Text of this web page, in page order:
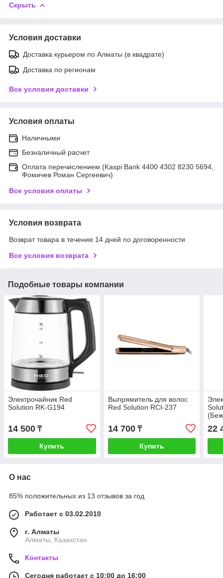
Скрыть
Условия доставки
Доставка курьером по Алматы (в квадрате)
Доставка по регионам
Все условия доставки
Условия оплаты
Наличными
Безналичный расчет
Оплата перечислением (Kaspi Bank 4400 4302 8230 5694,
Фомичев Роман Сергеевич)
Все условия оплаты
Условия возврата
Возврат товара в течение 14 дней по договоренности
Все условия возврата
Подобные товары компании
Электрочайник Red
Solution RK-G194
14 500 ₸
Купить
Выпрямитель для волос
Red Solution RCI-237
14 700₸
Купить
22
О нас
85% положительных из 13 отзывов за год
Работает с 03.02.2010
г. Алматы
Алматы, Казахстан
Контакты
Сегодня работает с 10:00 до 16:00